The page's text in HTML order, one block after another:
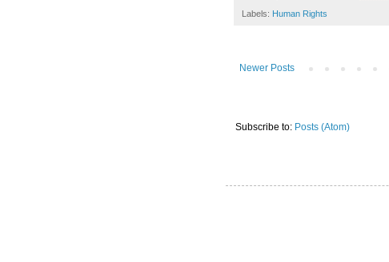
Labels: Human Rights
Newer Posts
Subscribe to: Posts (Atom)